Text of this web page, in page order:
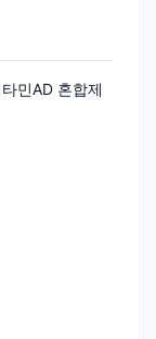
민AD 혼합제